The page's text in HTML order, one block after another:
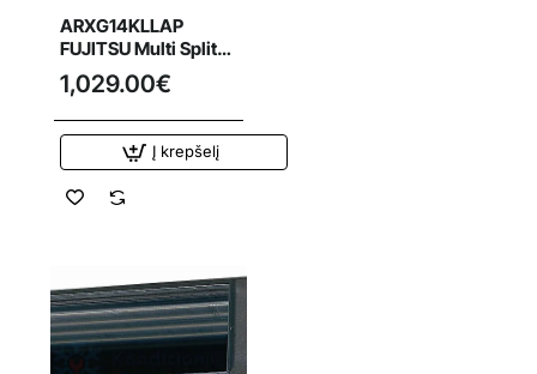
ARXG14KLLAP
FUJITSU Multi Split
oro kondicionieriaus
4.0/5.4 kW ortakinis
vidinis blokas
1,029.00€
Į krepšelį